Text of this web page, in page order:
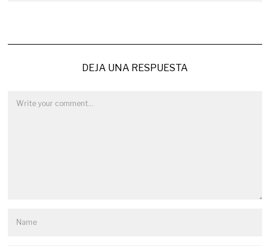
DEJA UNA RESPUESTA